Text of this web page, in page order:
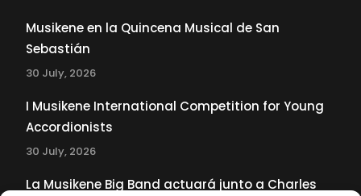
Musikene en la Quincena Musical de San
Sebastián
30 July, 2026
I Musikene International Competition for Young
Accordionists
30 July, 2026
La Musikene Big Band actuará junto a Charles